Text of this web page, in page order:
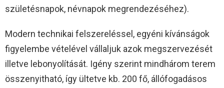
születésnapok, névnapok megrendezéséhez).
Modern technikai felszereléssel, egyéni kívánságok
figyelembe vételével vállaljuk azok megszervezését
illetve lebonyolítását. Igény szerint mindhárom terem
összenyitható, így ültetve kb. 200 fő, állófogadásos